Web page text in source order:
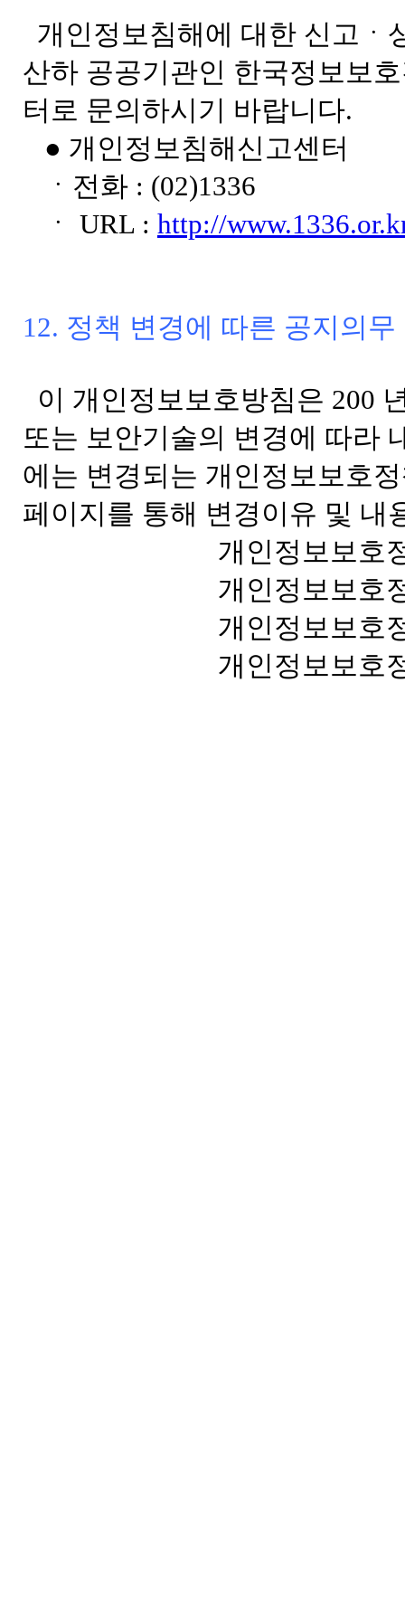
개인정보침해에 대한 신고ㆍ
산하 공공기관인 한국정보보
터로 문의하시기 바랍니다.
● 개인정보침해신고센터
ㆍ전화 : (02)1336
ㆍ URL : http://
12. 정책 변경에 따른 공지의무
이 개인정보보호방침은 200
또는 보안기술의 변경에 따라
에는 변경되는 개인정보보호
페이지를 통해 변경이유 및 내
개인정보보호정책
개인정보보호정책
개인정보보호정책
개인정보보호정책 최